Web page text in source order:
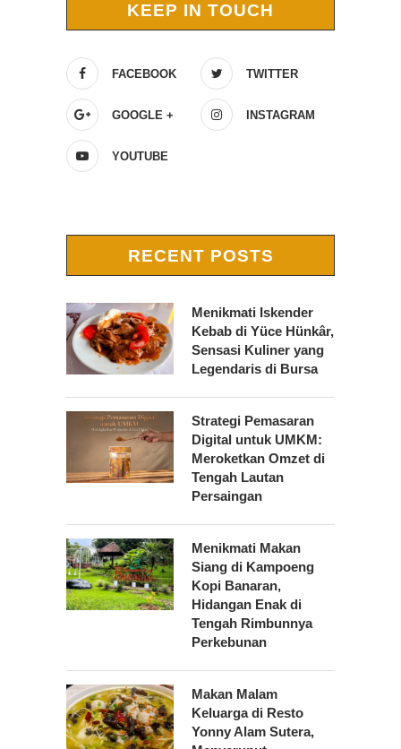
KEEP IN TOUCH
FACEBOOK TWITTER
GOOGLE + INSTAGRAM
YOUTUBE
RECENT POSTS
Menikmati Iskender
Kebab di Yüce Hünkâr,
Sensasi Kuliner yang
Legendaris di Bursa
Strategi Pemasaran
Digital untuk UMKM:
Meroketkan Omzet di
Tengah Lautan
Persaingan
Menikmati Makan
Siang di Kampoeng
Kopi Banaran,
Hidangan Enak di
Tengah Rimbunnya
Perkebunan
Makan Malam
Keluarga di Resto
Yonny Alam Sutera,